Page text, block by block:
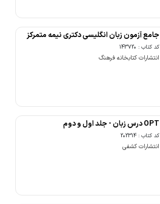
جامع آزمون زبان انگلیسی دکتری نیمه متمرکز
کد کتاب : 143720
انتشارات کتابخانه فرهنگ
OPT درس زبان - جلد اول و دوم
کد کتاب : 202314
انتشارات کشفی